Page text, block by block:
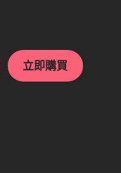
立即購買